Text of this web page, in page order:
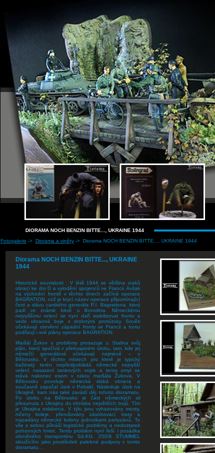
DIORAMA NOCH BENZIN BITTE..., UKRAINE 1944
Fotogalerie -> Diorama a viněty -> Diorama NOCH BENZIN BITTE..., UKRAINE 1944
Diorama NOCH BENZIN BITTE..., UKRAINE
1944
Historické souvislosti : V létě 1944 se většina zraků
obrací ke dni D a vylodění spojenců ve Francii. Avšak
na východní frontě v těchto dnech začíná operace
BAGRATION, což je krycí název operace připomínající
čest a slávu carského generála P.I. Bagrationa, který
padl ve známé bitvě u Borodina. Německému
nejvyššímu velení se nyní daří stabilizovat frontu a
vede obranné boje s drobnými protiútoky. Sověti
očekávají otevření západní fronty ve Francii a tomu
podřizují i své plány operace BAGRATION.
Maršál Žukov s problémy prosazuje u Stalina svůj
plán, který spočívá v překvapivém útoku, tam, kde jej
němečtí generálové očekávají nejméně – v
Bělorusku. V těchto místech pro které je typický
bažinatý terén nepředpokládá německé nejvyšší
velení nasazení tankových vojsk a tento omyl se
stává nakonec esem v rukou maršála Žukova. V
Bělorusku povoluje německá slabá obrana a
současně započal útok v Pobaltí. Následuje útok na
Ukrajině, kam nás také zavádí děj tohoto dioramatu.
Po útoku na Bělorusko je část německých sil
přesunuta z Ukrajiny do ohniska největších bojů. Tím
je Ukrajina oslabena. V týlu jsou vyhazovány mosty,
ničeny koleje, přerušovány zásobovací trasy a
napadány německé kolony jednotkami partyzánů. To
vše s sebou přináší logistické problémy a nedostatek
pohonných hmot. Tento problém nyní řeší i posádka
obrněného transportéru Sd.Kfz. 250/8 STUMMEL
sloužícího jako prostředek palebné podpory v tomto
dioramatu…